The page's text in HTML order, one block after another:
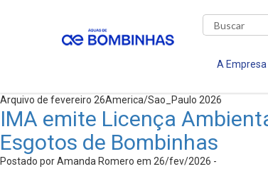
A Empresa
Arquivo de fevereiro 26America/Sao_Paulo 2026
IMA emite Licença
Esgotos de Bombinhas
Postado por Amanda Romero em 26/fev/2026 -